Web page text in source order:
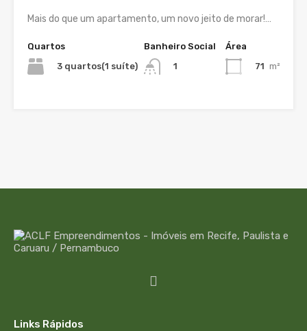
Mais do que um apartamento, um novo jeito de morar!…
Quartos
3 quartos(1 suíte)
Banheiro Social
1
Área
71 m²
Links Rápidos